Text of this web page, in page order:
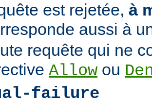
est rejetée, à
aussi à
requête qui ne
Allow ou
failure